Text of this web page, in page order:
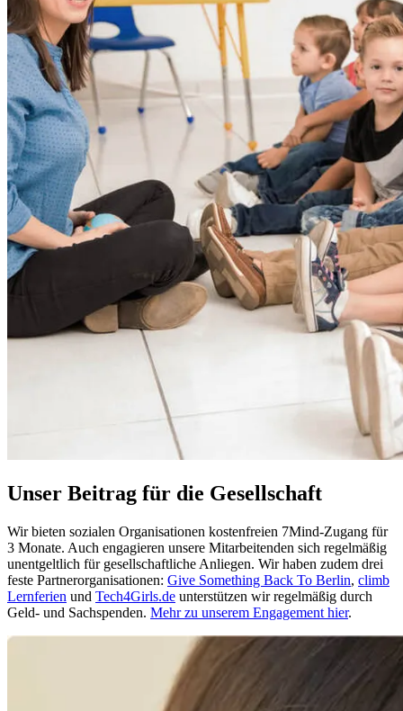
Unser Beitrag für die Gesellschaft
Wir bieten sozialen Organisationen kostenfreien 7Mind-Zugang für
3 Monate. Auch engagieren unsere Mitarbeitenden sich regelmäßig
unentgeltlich für gesellschaftliche Anliegen. Wir haben zudem drei
feste Partnerorganisationen: Give Something Back To Berlin, climb
Lernferien und Tech4Girls.de unterstützen wir regelmäßig durch
Geld- und Sachspenden. Mehr zu unserem Engagement hier.